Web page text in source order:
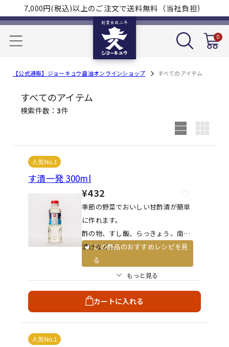
7,000円(税込)以上のご注文で送料無料（当社負担）
0
【公式通販】ジョーキュウ醤油オンラインショップ すべてのアイテム
すべてのアイテム
検索件数 3件
す漬一発 300ml
¥432
季節の野菜でおいしい甘酢漬が簡単
に作れます。
酢の物、すし飯、らっきょう、南蛮
漬けなどに。
※温度の変化によっては色が濃くな
ます。
※品質には問題ありませんので、そ
のままお使いください。
この商品のおすすめレシピを見
る
もっと見る
カートに入れる